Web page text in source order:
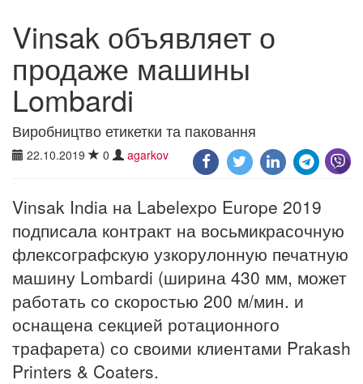
Vinsak объявляет о
продаже машины
Lombardi
Виробництво етикетки та паковання
22.10.2019 0 agarkov
Vinsak India на Labelexpo Europe 2019
подписала контракт на восьмикрасочную
флексографскую узкорулонную печатную
машину Lombardi (ширина 430 мм, может
работать со скоростью 200 м/мин. и
оснащена секцией ротационного
трафарета) со своими клиентами Prakash
Printers & Coaters.